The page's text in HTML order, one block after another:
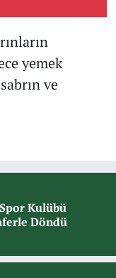
yemek
ve
Kulübü
Döndü